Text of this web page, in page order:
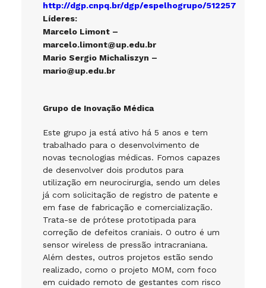
http://dgp.cnpq.br/dgp/espelhogrupo/512257
Líderes:
Marcelo Limont –
marcelo.limont@up.edu.br
Mario Sergio Michaliszyn –
mario@up.edu.br
Grupo de Inovação Médica
Este grupo ja está ativo há 5 anos e tem
trabalhado para o desenvolvimento de
novas tecnologias médicas. Fomos capazes
de desenvolver dois produtos para
utilização em neurocirurgia, sendo um deles
já com solicitação de registro de patente e
em fase de fabricação e comercialização.
Trata-se de prótese prototipada para
correção de defeitos craniais. O outro é um
sensor wireless de pressão intracraniana.
Além destes, outros projetos estão sendo
realizado, como o projeto MOM, com foco
em cuidado remoto de gestantes com risco